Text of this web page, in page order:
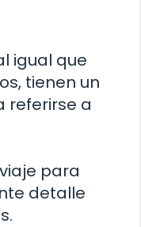
igual que
tienen un
referirse a
para
detalle